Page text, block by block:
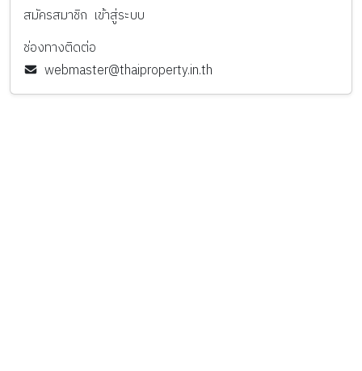
สมัครสมาชิก เข้าสู่ระบบ
ช่องทางติดต่อ
webmaster@thaiproperty.in.th